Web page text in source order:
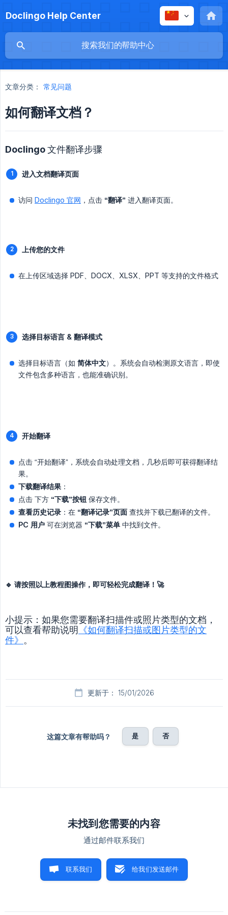
Doclingo Help Center
文章分类： 常见问题
如何翻译文档？
Doclingo 文件翻译步骤
进入文档翻译页面
访问 Doclingo 官网 ，点击 “翻译” 进入翻译页面。
上传您的文件
在上传区域选择 PDF、DOCX、XLSX、PPT 等支持的文件格式
选择目标语言 & 翻译模式
选择目标语言（如 简体中文）。系统会自动检测原文语言，即使
文件包含多种语言，也能准确识别。
开始翻译
点击 “开始翻译”，系统会自动处理文档，几秒后即可获得翻译结
果。
下载翻译结果 ：
点击 下方 “下载”按钮 保存文件。
查看历史记录 ：在 “翻译记录”页面 查找并下载已翻译的文件。
PC 用户 可在浏览器 “下载”菜单 中找到文件。
🔹 请按照以上教程图操作，即可轻松完成翻译！🚀
小提示：如果您需要翻译扫描件或照片类型的文档，
可以查看帮助说明
《如何翻译扫描或图片类型的文
件》 。
更新于： 15/01/2026
这篇文章有帮助吗？ 是 否
未找到您需要的内容
通过邮件联系我们
联系我们 给我们发送邮件